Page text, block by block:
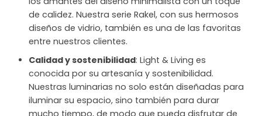
de calidez. Nuestra serie Rakel, con sus hermosos
diseños de vidrio, también es una de las favoritas
entre nuestros clientes.
Calidad y sostenibilidad: Light & Living es
conocida por su artesanía y sostenibilidad.
Nuestras luminarias no solo están diseñadas para
iluminar su espacio, sino también para durar
mucho tiempo, de modo que pueda disfrutar de